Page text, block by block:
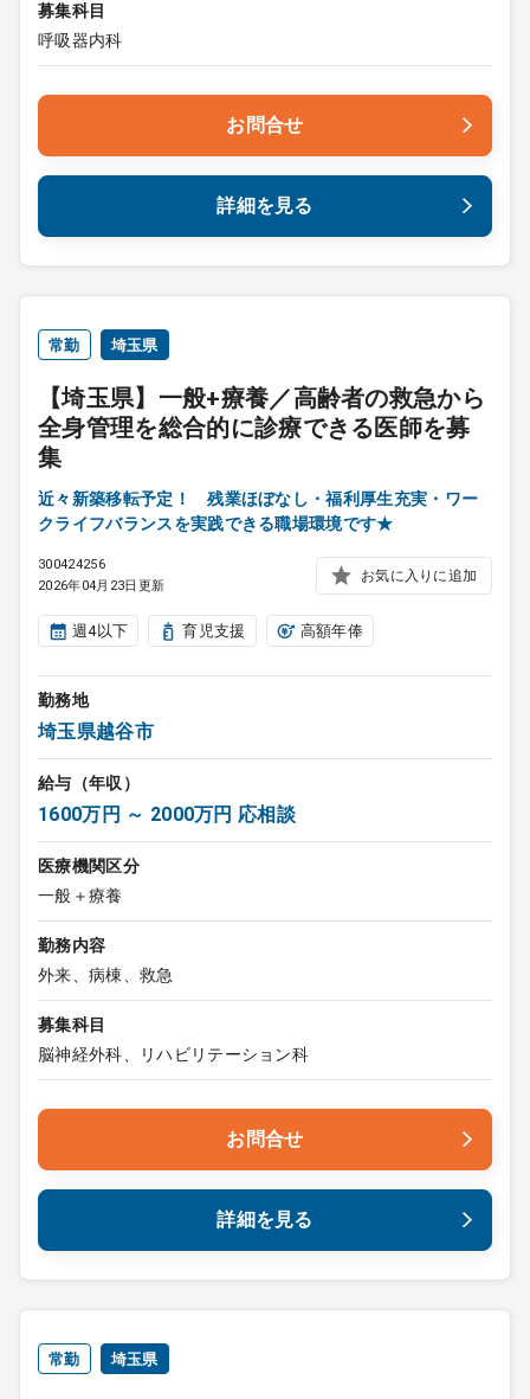
募集科目
呼吸器内科
お問合せ
詳細を見る
常勤 埼玉県
【埼玉県】一般+療養／高齢者の救急から
全身管理を総合的に診療できる医師を募
集
近々新築移転予定！ 残業ほぼなし・福利厚生充実・ワー
クライフバランスを実践できる職場環境です★
300424256
2026年04月23日更新
お気に入りに追加
週4以下 育児支援 高額年俸
勤務地
埼玉県越谷市
給与（年収）
1600万円 ～ 2000万円 応相談
医療機関区分
一般＋療養
勤務内容
外来、病棟、救急
募集科目
脳神経外科、リハビリテーション科
お問合せ
詳細を見る
常勤 埼玉県